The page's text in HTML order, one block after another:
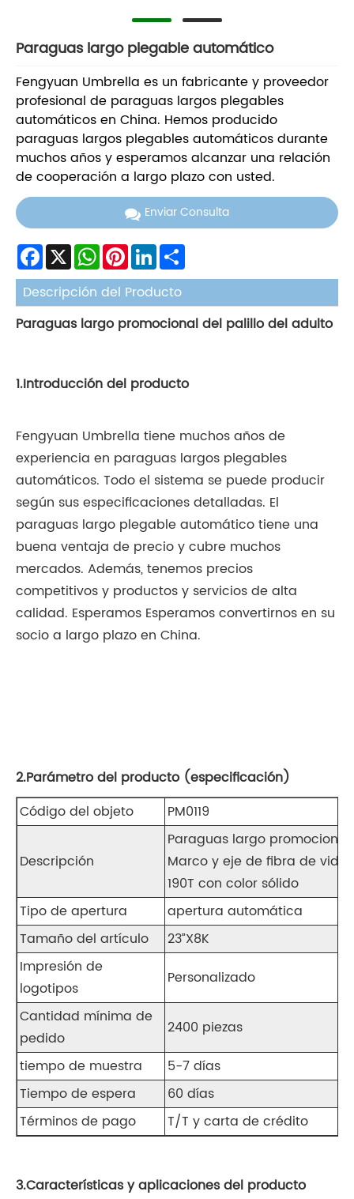
Paraguas largo plegable automático
Fengyuan Umbrella es un fabricante y proveedor
profesional de paraguas largos plegables
automáticos en China. Hemos producido
paraguas largos plegables automáticos durante
muchos años y esperamos alcanzar una relación
de cooperación a largo plazo con usted.
Enviar Consulta
Facebook
X WhatsAppPinterestLinkedIn
Descripción del Producto
Paraguas largo promocional del palillo del adulto
1.Introducción del producto
Fengyuan Umbrella tiene muchos años de
experiencia en paraguas largos plegables
automáticos. Todo el sistema se puede producir
según sus especificaciones detalladas. El
paraguas largo plegable automático tiene una
buena ventaja de precio y cubre muchos
mercados. Además, tenemos precios
competitivos y productos y servicios de alta
calidad. Esperamos Esperamos convertirnos en su
socio a largo plazo en China.
2.Parámetro del producto (especificación)
Código del objeto
PM0119
Descripción
Paraguas largo
Marco y eje de fibra de
190T con color sólido
Tipo de apertura
apertura automática
Tamaño del artículo
23”X8K
Impresión de
logotipos
Personalizado
Cantidad mínima de
pedido
2400 piezas
tiempo de muestra
5-7 días
Tiempo de espera
60 días
Términos de pago
T/T y carta de crédito
3.Características y aplicaciones del producto